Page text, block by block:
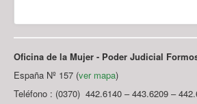
Oficina de la Mujer - Poder Judicial
España Nº 157 (ver mapa)
Teléfono : (0370) 442.6140 – 443.6209 –